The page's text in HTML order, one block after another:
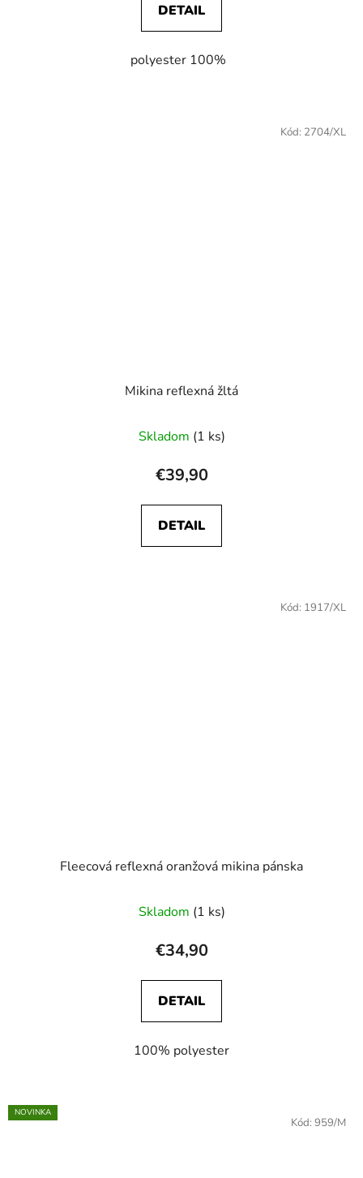
DETAIL
polyester 100%
Mikina reflexná žltá
Skladom (1 ks)
€39,90
DETAIL
Kód: 2704/XL
Fleecová reflexná oranžová mikina pánska
Skladom (1 ks)
€34,90
DETAIL
100% polyester
Kód: 1917/XL
NOVINKA
Kód: 959/M